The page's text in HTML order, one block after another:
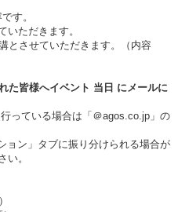
す。
ただきます。
とさせていただきます。（内容
た皆様へイベント 当日 にメールに
っている場合は「＠agos.co.jp」の
ン」タブに振り分けられる場合が
い。